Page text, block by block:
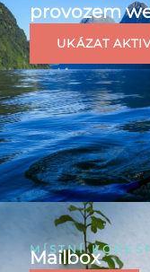
provozem
UKÁZAT
MÍSTNÍ
Mailbox